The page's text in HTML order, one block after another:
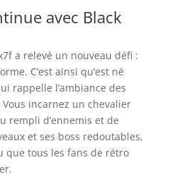
avec Black
a relevé un nouveau défi :
C’est ainsi qu’est né
rappelle l’ambiance des
incarnez un chevalier
rempli d’ennemis et de
et ses boss redoutables,
que tous les fans de rétro